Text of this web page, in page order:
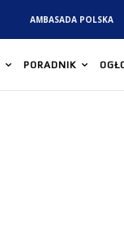
AMBASADA POLSKA
PORADNIK